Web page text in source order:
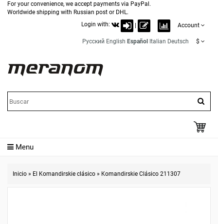
For your convenience, we accept payments via PayPal.
Worldwide shipping with Russian post or DHL.
Login with:
Account
Русский English Español Italian Deutsch $
Menu
Inicio » El Komandirskie clásico » Komandirskie Clásico 211307